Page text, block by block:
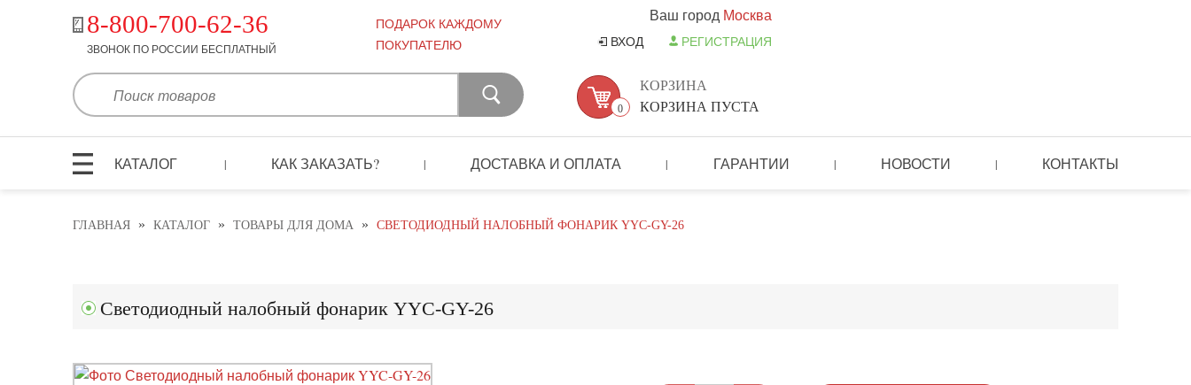
8-800-700-62-36
ЗВОНОК ПО РОССИИ БЕСПЛАТНЫЙ
ПОДАРОК КАЖДОМУ
ПОКУПАТЕЛЮ
Ваш город Москва
ВХОД РЕГИСТРАЦИЯ
0
КОРЗИНА
КОРЗИНА ПУСТА
КАТАЛОГ | КАК ЗАКАЗАТЬ? | ДОСТАВКА И ОПЛАТА | ГАРАНТИИ | НОВОСТИ | КОНТАКТЫ
ГЛАВНАЯ » КАТАЛОГ » ТОВАРЫ ДЛЯ ДОМА » СВЕТОДИОДНЫЙ НАЛОБНЫЙ ФОНАРИК YYC-GY-26
Светодиодный налобный фонарик YYC-GY-26